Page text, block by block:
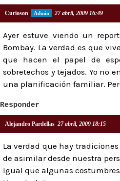
Curioson 27 abril, 2009 16:49
Ayer estuve viendo un
Bombay. La verdad es que
que hacen el papel de
sobretechos y tejados. Yo no
una planificación familiar.
Responder
Alejandro Pardellas 27 abril, 2009 18:15
La verdad que hay
de asimilar desde nuestra
Igual que algunas